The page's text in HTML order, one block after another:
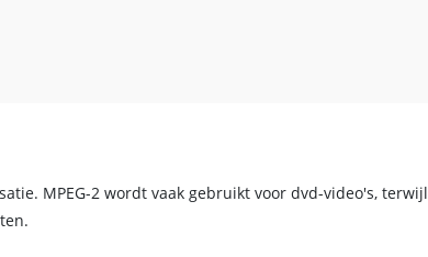
MPEG-2 wordt vaak gebruikt voor dvd-video's, terwijl